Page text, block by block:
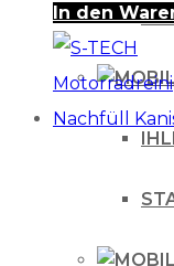
In den